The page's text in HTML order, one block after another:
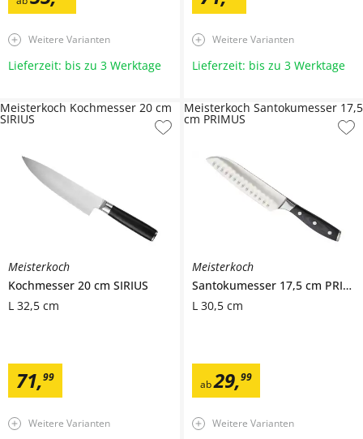
Weitere Varianten
Lieferzeit: bis zu 3 Werktage
Weitere Varianten
Lieferzeit: bis zu 3 Werktage
Meisterkoch
Kochmesser 20 cm SIRIUS
L 32,5 cm
71,99
Meisterkoch Kochmesser 20 cm
SIRIUS
Weitere Varianten
Meisterkoch
Santokumesser 17,5 cm PRIMUS
L 30,5 cm
ab29,99
Meisterkoch Santokumesser 17,5
cm PRIMUS
Weitere Varianten